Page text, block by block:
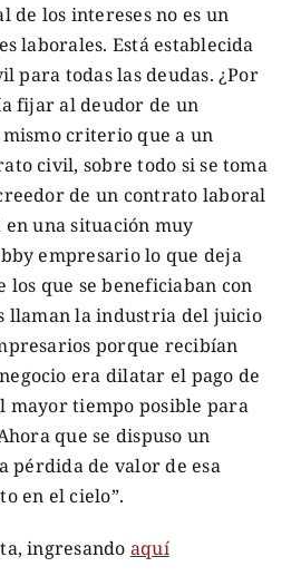
de los intereses no es un
laborales. Está establecida
para todas las deudas. ¿Por
fijar al deudor de un
criterio que a un
civil, sobre todo si se toma
de un contrato laboral
en una situación muy
empresario lo que deja
los que se beneficiaban con
llaman la industria del juicio
porque recibían
era dilatar el pago de
mayor tiempo posible para
que se dispuso un
pérdida de valor de esa
en el cielo”.
ingresando aquí